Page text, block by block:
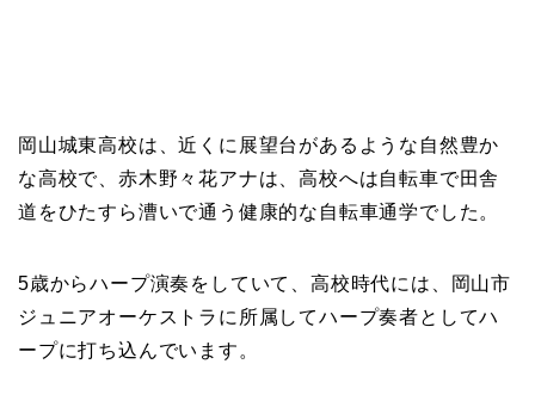
岡山城東高校は、近くに展望台があるような自然豊か
な高校で、赤木野々花アナは、高校へは自転車で田舎
道をひたすら漕いで通う健康的な自転車通学でした。
5歳からハープ演奏をしていて、高校時代には、岡山市
ジュニアオーケストラに所属してハープ奏者としてハ
ープに打ち込んでいます。